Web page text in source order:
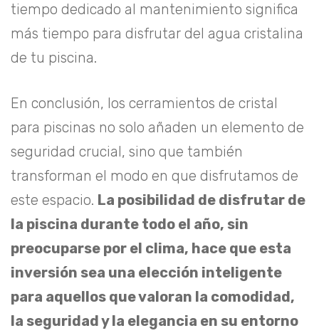
tiempo dedicado al mantenimiento significa
más tiempo para disfrutar del agua cristalina
de tu piscina.
En conclusión, los cerramientos de cristal
para piscinas no solo añaden un elemento de
seguridad crucial, sino que también
transforman el modo en que disfrutamos de
este espacio. La posibilidad de disfrutar de
la piscina durante todo el año, sin
preocuparse por el clima, hace que esta
inversión sea una elección inteligente
para aquellos que valoran la comodidad,
la seguridad y la elegancia en su entorno